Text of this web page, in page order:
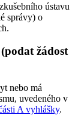
ústavu
správy) o
žádost
nebo má
uvedeného v
A vyhlášky.